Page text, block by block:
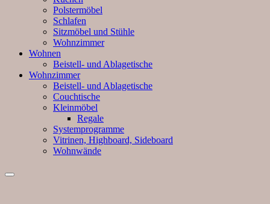
Polstermöbel
Schlafen
Sitzmöbel und Stühle
Wohnzimmer
Wohnen
Beistell- und Ablagetische
Wohnzimmer
Beistell- und Ablagetische
Couchtische
Kleinmöbel
Regale
Systemprogramme
Vitrinen, Highboard, Sideboard
Wohnwände